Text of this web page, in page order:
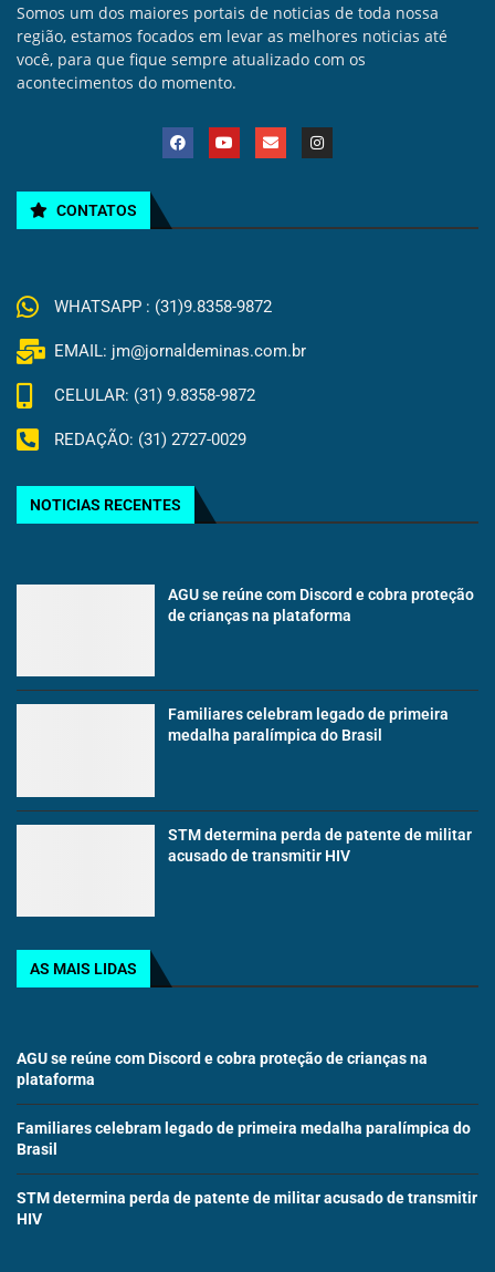
Somos um dos maiores portais de noticias de toda nossa
região, estamos focados em levar as melhores noticias até
você, para que fique sempre atualizado com os
acontecimentos do momento.
CONTATOS
WHATSAPP : (31)9.8358-9872
EMAIL: jm@jornaldeminas.com.br
CELULAR: (31) 9.8358-9872
REDAÇÃO: (31) 2727-0029
NOTICIAS RECENTES
AGU se reúne com Discord e cobra proteção
de crianças na plataforma
Familiares celebram legado de primeira
medalha paralímpica do Brasil
STM determina perda de patente de militar
acusado de transmitir HIV
AS MAIS LIDAS
AGU se reúne com Discord e cobra proteção de crianças na
plataforma
Familiares celebram legado de primeira medalha paralímpica do
Brasil
STM determina perda de patente de militar acusado de transmitir
HIV